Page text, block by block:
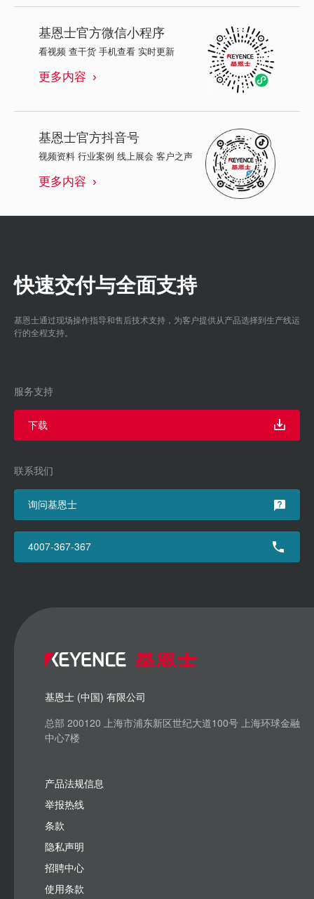
基恩士官方微信小程序
看视频 查干货 手机查看 实时更新
更多内容
基恩士官方抖音号
视频资料 行业案例 线上展会 客户之声
更多内容
快速交付与全面支持
基恩士通过现场操作指导和售后技术支持，为客户提供从产品选择到生产线运
行的全程支持。
服务支持
下载
联系我们
询问基恩士
4007-367-367
基恩士 (中国) 有限公司
总部 200120 上海市浦东新区世纪大道100号 上海环球金融
中心7楼
产品法规信息
举报热线
条款
隐私声明
招聘中心
使用条款